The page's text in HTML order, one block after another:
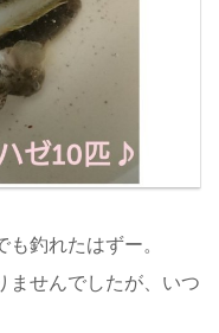
釣れたはずー。
ませんでしたが、いつ